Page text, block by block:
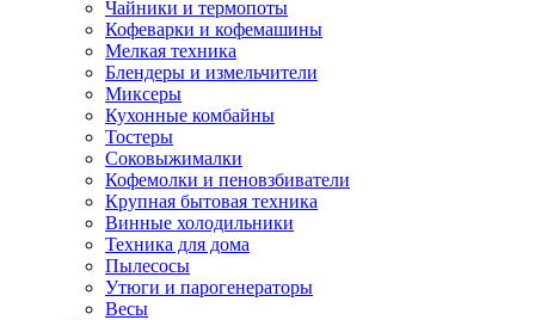
Чайники и термопоты
Кофеварки и кофемашины
Мелкая техника
Блендеры и измельчители
Миксеры
Кухонные комбайны
Тостеры
Соковыжималки
Кофемолки и пеновзбиватели
Крупная бытовая техника
Винные холодильники
Техника для дома
Пылесосы
Утюги и парогенераторы
Весы